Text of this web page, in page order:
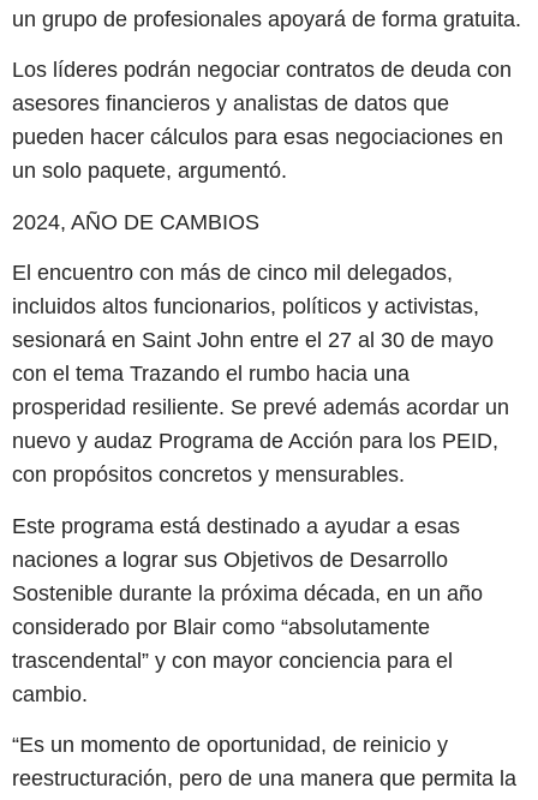
un grupo de profesionales apoyará de forma gratuita.
Los líderes podrán negociar contratos de deuda con
asesores financieros y analistas de datos que
pueden hacer cálculos para esas negociaciones en
un solo paquete, argumentó.
2024, AÑO DE CAMBIOS
El encuentro con más de cinco mil delegados,
incluidos altos funcionarios, políticos y activistas,
sesionará en Saint John entre el 27 al 30 de mayo
con el tema Trazando el rumbo hacia una
prosperidad resiliente. Se prevé además acordar un
nuevo y audaz Programa de Acción para los PEID,
con propósitos concretos y mensurables.
Este programa está destinado a ayudar a esas
naciones a lograr sus Objetivos de Desarrollo
Sostenible durante la próxima década, en un año
considerado por Blair como “absolutamente
trascendental” y con mayor conciencia para el
cambio.
“Es un momento de oportunidad, de reinicio y
reestructuración, pero de una manera que permita la